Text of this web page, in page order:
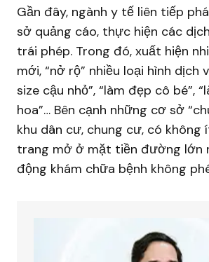
Gần đây, ngành y tế liên tiếp
sở quảng cáo, thực hiện các
trái phép. Trong đó, xuất hiện
mới, “nở rộ” nhiều loại hình dịch
size cậu nhỏ”, “làm đẹp cô bé”,
hoa”… Bên cạnh những cơ sở
khu dân cư, chung cư, có không
trang mở ở mặt tiền đường lớn
động khám chữa bệnh không